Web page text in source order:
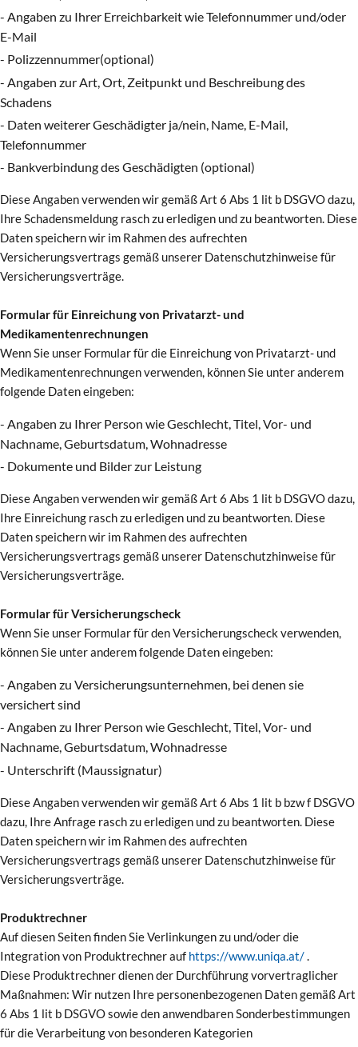
- Angaben zu Ihrer Erreichbarkeit wie Telefonnummer und/oder
E-Mail
- Polizzennummer(optional)
- Angaben zur Art, Ort, Zeitpunkt und Beschreibung des
Schadens
- Daten weiterer Geschädigter ja/nein, Name, E-Mail,
Telefonnummer
- Bankverbindung des Geschädigten (optional)
Diese Angaben verwenden wir gemäß Art 6 Abs 1 lit b DSGVO dazu,
Ihre Schadensmeldung rasch zu erledigen und zu beantworten. Diese
Daten speichern wir im Rahmen des aufrechten
Versicherungsvertrags gemäß unserer Datenschutzhinweise für
Versicherungsverträge.
Formular für Einreichung von Privatarzt- und
Medikamentenrechnungen
Wenn Sie unser Formular für die Einreichung von Privatarzt- und
Medikamentenrechnungen verwenden, können Sie unter anderem
folgende Daten eingeben:
- Angaben zu Ihrer Person wie Geschlecht, Titel, Vor- und
Nachname, Geburtsdatum, Wohnadresse
- Dokumente und Bilder zur Leistung
Diese Angaben verwenden wir gemäß Art 6 Abs 1 lit b DSGVO dazu,
Ihre Einreichung rasch zu erledigen und zu beantworten. Diese
Daten speichern wir im Rahmen des aufrechten
Versicherungsvertrags gemäß unserer Datenschutzhinweise für
Versicherungsverträge.
Formular für Versicherungscheck
Wenn Sie unser Formular für den Versicherungscheck verwenden,
können Sie unter anderem folgende Daten eingeben:
- Angaben zu Versicherungsunternehmen, bei denen sie
versichert sind
- Angaben zu Ihrer Person wie Geschlecht, Titel, Vor- und
Nachname, Geburtsdatum, Wohnadresse
- Unterschrift (Maussignatur)
Diese Angaben verwenden wir gemäß Art 6 Abs 1 lit b bzw f DSGVO
dazu, Ihre Anfrage rasch zu erledigen und zu beantworten. Diese
Daten speichern wir im Rahmen des aufrechten
Versicherungsvertrags gemäß unserer Datenschutzhinweise für
Versicherungsverträge.
Produktrechner
Auf diesen Seiten finden Sie Verlinkungen zu und/oder die
Integration von Produktrechner auf https://www.uniqa.at/
Diese Produktrechner dienen der Durchführung vorvertraglicher
Maßnahmen: Wir nutzen Ihre personenbezogenen Daten gemäß Art
6 Abs 1 lit b DSGVO sowie den anwendbaren Sonderbestimmungen
für die Verarbeitung von besonderen Kategorien